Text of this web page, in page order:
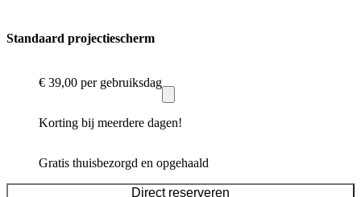
Standaard projectiescherm
€ 39,00 per gebruiksdag
Korting bij meerdere dagen!
Gratis thuisbezorgd en opgehaald
Direct reserveren